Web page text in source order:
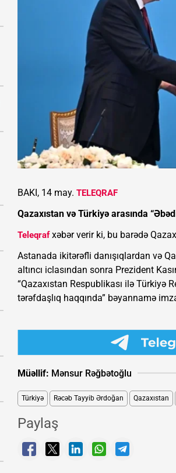
BAKI, 14 may. TELEQRAF
Qazaxıstan və Türkiyə arasında
Teleqrafxəbər verir ki, bu barədə
Astanada ikitərəfli danışıqlardan və
altıncı iclasından sonra Prezident
“Qazaxıstan Respublikası ilə Türkiyə
tərəfdaşlıq haqqında” bəyannamə
Müəllif: Mənsur Rəğbətoğlu
Türkiyə Rəcəb Tayyib Ərdoğan Qazaxıstan
Paylaş